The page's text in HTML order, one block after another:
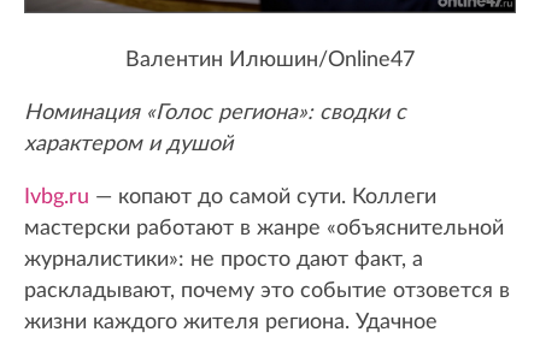
Валентин Илюшин/Online47
Номинация «Голос региона»: сводки с
характером и душой
Ivbg.ru — копают до самой сути. Коллеги
мастерски работают в жанре «объяснительной
журналистики»: не просто дают факт, а
раскладывают, почему это событие отзовется в
жизни каждого жителя региона. Удачное